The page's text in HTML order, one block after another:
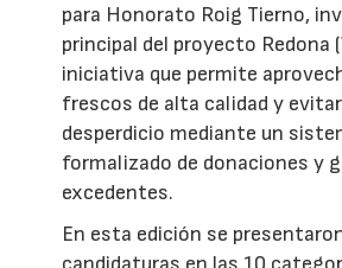
para Honorato Roig Tierno,
principal del proyecto Redona
iniciativa que permite
frescos de alta calidad y
desperdicio mediante un
formalizado de donaciones y
excedentes.
En esta edición se